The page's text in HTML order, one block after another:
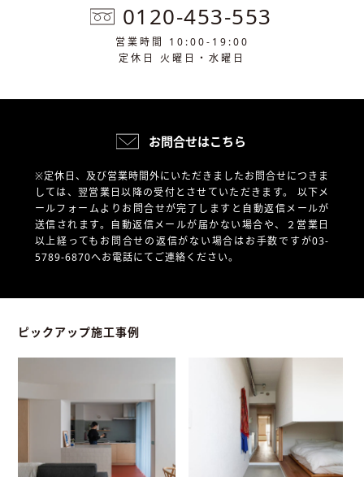
0120-453-553
営業時間 10:00-19:00
定休日 火曜日・水曜日
お問合せはこちら
※定休日、及び営業時間外にいただきましたお問合せにつきま
しては、翌営業日以降の受付とさせていただきます。 以下メ
ールフォームよりお問合せが完了しますと自動返信メールが
送信されます。自動返信メールが届かない場合や、
２営業日
以上経ってもお問合せの返信がない場合はお手数ですが03-
5789-6870へお電話にてご連絡ください。
ピックアップ施工事例